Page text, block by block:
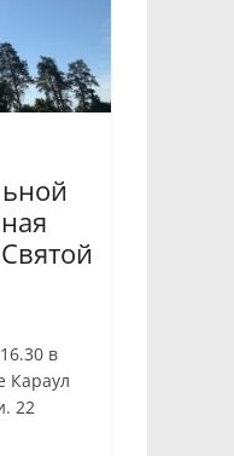
в
Караул
22